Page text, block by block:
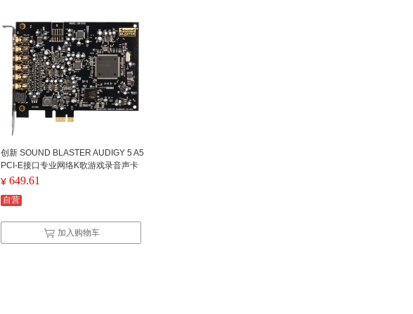
创新 SOUND BLASTER AUDIGY 5 A5
PCI-E接口专业网络K歌游戏录音声卡
游戏音乐好伴侣
¥ 649.61
自营
加入购物车